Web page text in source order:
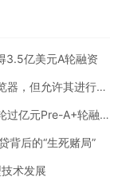
3.5亿美元A轮融资
但允许其进行AI投资
亿元Pre-A+轮融资
后的“生死赌局”
术发展